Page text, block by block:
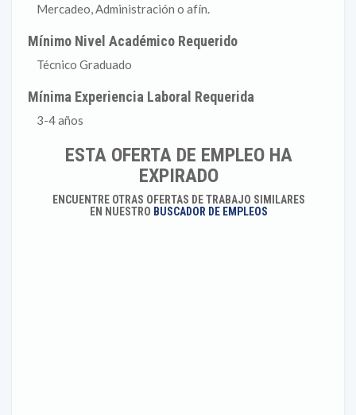
Mercadeo, Administración o afín.
Mínimo Nivel Académico Requerido
Técnico Graduado
Mínima Experiencia Laboral Requerida
3-4 años
ESTA OFERTA DE EMPLEO HA
EXPIRADO
ENCUENTRE OTRAS OFERTAS DE TRABAJO SIMILARES
EN NUESTRO BUSCADOR DE EMPLEOS